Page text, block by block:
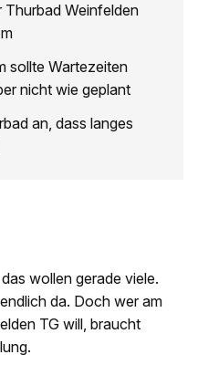
Weinfelden
sollte Wartezeiten
nicht wie geplant
an, dass langes
wollen gerade viele.
da. Doch wer am
TG will, braucht